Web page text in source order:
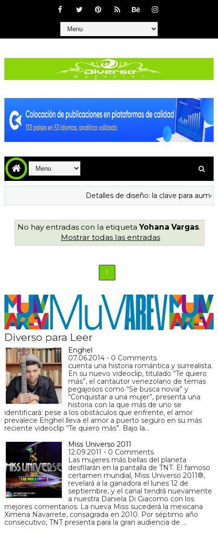
Detalles de diseño: la clave para aumentar
No hay entradas con la etiqueta Yohana Vargas.
Mostrar todas las entradas
1
Diverso para Leer
Enghel
07.06.2014 - 0 Comments
cuenta una historia romántica y surrealista.
En su nuevo videoclip, titulado “Te quiero
más”, el cantautor venezolano de temas
pegajosos como “Se busca novia” y
“Conquistar a una mujer”, presenta una
historia con la que más de uno se
identificará: pese a los obstáculos que enfrente, el amor
prevalece Enghel lleva el amor a puerto seguro en su más
reciente videoclip “Te quiero más”. Bajo la…
Miss Universo 2011
12.09.2011 - 0 Comments
Las mujeres más bellas del planeta
desfilarán en la pantalla de TNT. El famoso
certamen mundial, Miss Universo 2011®,
revelará a la ganadora el lunes 12 de
septiembre, y el canal tendrá nuevamente
a nuestra Daniela Di Giacomo con los
mejores comentarios. La nueva Miss sucederá la mexicana
Ximena Navarrete, consagrada en 2010. Por séptimo año
consecutivo, TNT presenta para la gran audiencia de …